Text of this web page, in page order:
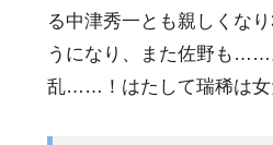
る中津秀一とも親しくな
うになり、また佐野も……
乱……！はたして瑞稀は女